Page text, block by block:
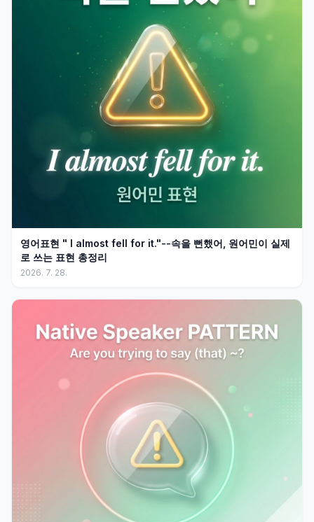
영어표현 " I almost fell for it."--속을 뻔했어, 원어민이 실제
로 쓰는 표현 총정리
2026. 7. 28.